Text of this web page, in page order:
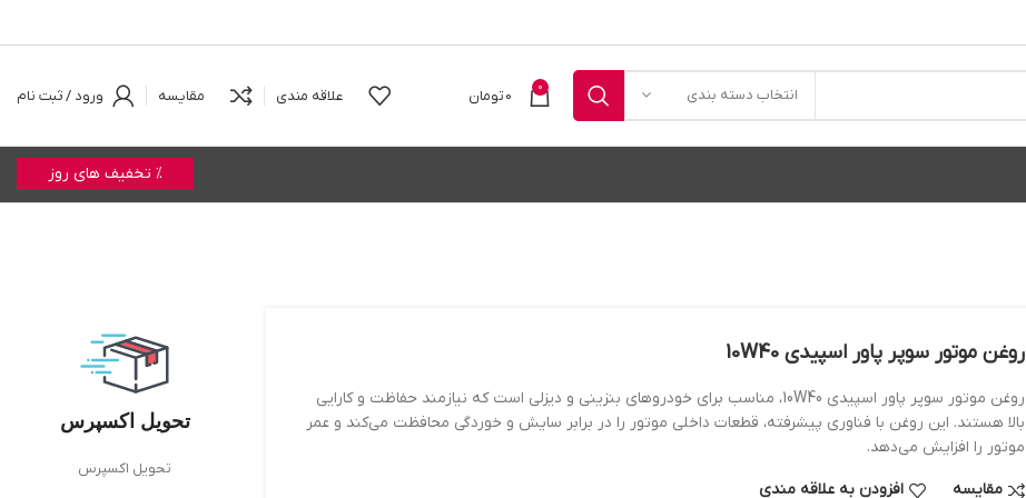
انتخاب دسته بندی 0
0تومان علاقه مندی مقایسه ورود / ثبت نام
% تخفیف های روز
روغن موتور سوپر پاور اسپیدی 10W40
روغن موتور سوپر پاور اسپیدی 10W40، مناسب برای خودروهای بنزینی و دیزلی است که نیازمند حفاظت و کارایی
بالا هستند. این روغن با فناوری پیشرفته، قطعات داخلی موتور را در برابر سایش و خوردگی محافظت می‌کند و عمر
موتور را افزایش می‌دهد.
مقایسه افزودن به علاقه مندی
تحویل اکسپرس
تحویل اکسپرس